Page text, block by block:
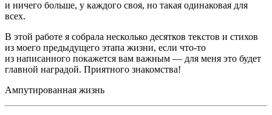
и ничего больше, у каждого своя, но такая одинаковая для
всех.
В этой работе я собрала несколько десятков текстов и стихов
из моего предыдущего этапа жизни, если что-то
из написанного покажется вам важным — для меня это будет
главной наградой. Приятного знакомства!
Ампутированная жизнь